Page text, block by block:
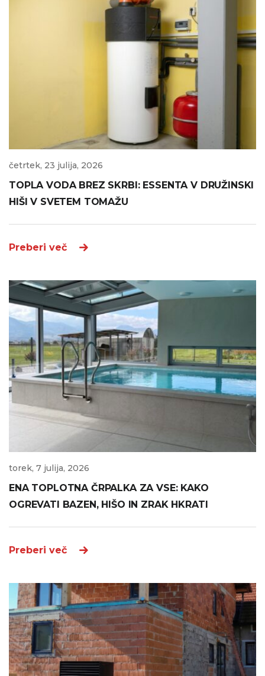
četrtek, 23 julija, 2026
TOPLA VODA BREZ SKRBI: ESSENTA V DRUŽINSKI
HIŠI V SVETEM TOMAŽU
Preberi več
torek, 7 julija, 2026
ENA TOPLOTNA ČRPALKA ZA VSE: KAKO
OGREVATI BAZEN, HIŠO IN ZRAK HKRATI
Preberi več